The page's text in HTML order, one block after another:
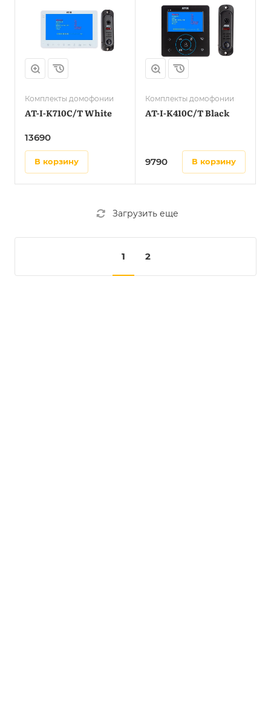
Комплекты домофонии
AT-I-K710C/T White
13690
в корзину
Комплекты домофонии
AT-I-K410C/T Black
9790 в корзину
Загрузить еще
1 2